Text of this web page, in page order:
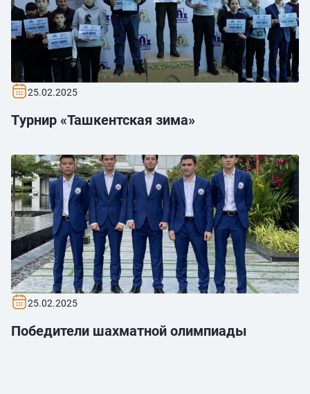
25.02.2025
Tурнир «Ташкентская зима»
25.02.2025
Победители шахматной олимпиады